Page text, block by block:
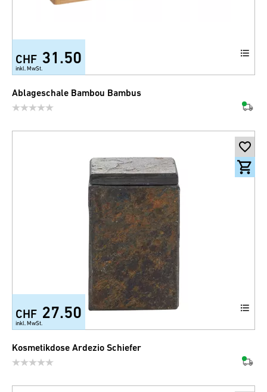
CHF 31.50
inkl. MwSt.
Ablageschale Bambou Bambus
CHF 27.50
inkl. MwSt.
Kosmetikdose Ardezio Schiefer